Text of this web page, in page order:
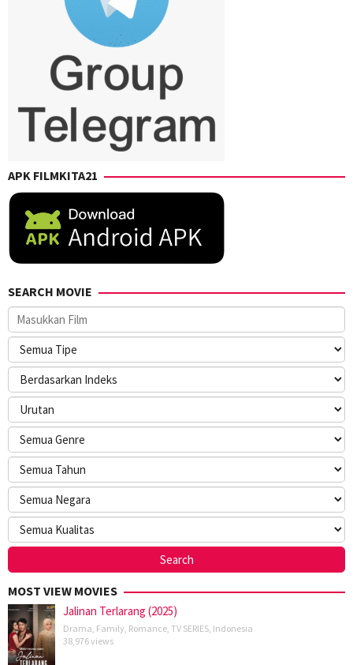
APK FILMKITA21
SEARCH MOVIE
MOST VIEW MOVIES
Jalinan Terlarang (2025)
Drama Family Romance TV SERIES Indonesia
38,976 views